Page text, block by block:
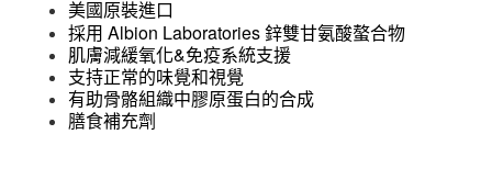
美國原裝進口
採用 Albion Laboratories 鋅雙甘氨酸螯合物
肌膚減緩氧化&免疫系統支援
支持正常的味覺和視覺
有助骨骼組織中膠原蛋白的合成
膳食補充劑